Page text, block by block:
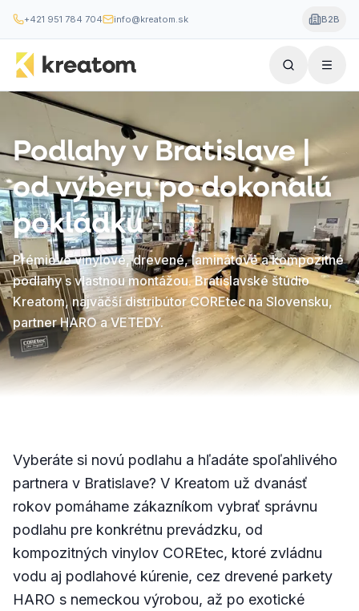
+421 951 784 704 info@kreatom.sk B2B
Podlahy v Bratislave |
od výberu po dokonalú
pokládku
Prémiové vinylové, drevené, laminátové a kompozitné
podlahy s vlastnou montážou. Bratislavské štúdio
Kreatom, najväčší distribútor COREtec na Slovensku,
partner HARO a VETEDY.
Vyberáte si novú podlahu a hľadáte spoľahlivého
partnera v Bratislave? V Kreatom už dvanásť
rokov pomáhame zákazníkom vybrať správnu
podlahu pre konkrétnu prevádzku, od
kompozitných vinylov COREtec, ktoré zvládnu
vodu aj podlahové kúrenie, cez drevené parkety
HARO s nemeckou výrobou, až po exotické